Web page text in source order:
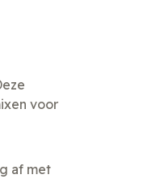
voor
af met